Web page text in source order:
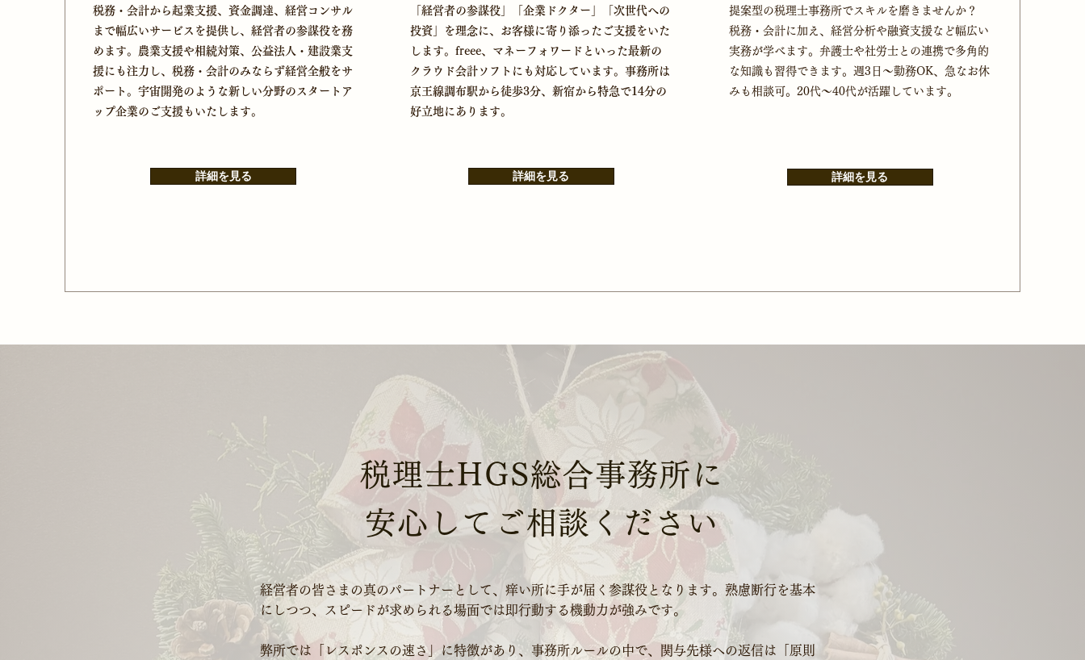
税務・会計から起業支援、資金調達、経営コンサル
まで幅広いサービスを提供し、経営者の参謀役を務
めます。農業支援や相続対策、公益法人・建設業支
援にも注力し、税務・会計のみならず経営全般をサ
ポート。宇宙開発のような新しい分野のスタートア
ップ企業のご支援もいたします。
詳細を見る
「経営者の参謀役」「企業ドクター」「次世代への
投資」を理念に、お客様に寄り添ったご支援をいた
します。freee、マネーフォワードといった最新の
クラウド会計ソフトにも対応しています。事務所は
京王線調布駅から徒歩3分、新宿から特急で14分の
好立地にあります。
詳細を見る
提案型の税理士事務所でスキルを磨きませんか？
税務・会計に加え、経営分析や融資支援など幅広い
実務が学べます。弁護士や社労士との連携で多角的
な知識も習得できます。週3日～勤務OK、急なお休
みも相談可。20代～40代が活躍しています。
詳細を見る
税理士HGS総合事務所に
安心してご相談ください
経営者の皆さまの真のパートナーとして、痒い所に手が届く参謀役となります。熟慮断行を基本
にしつつ、スピードが求められる場面では即行動する機動力が強みです。
弊所では「レスポンスの速さ」に特徴があり、事務所ルールの中で、関与先様への返信は「原則